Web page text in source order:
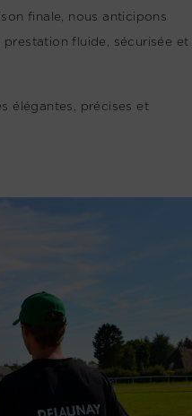
finale, nous anticipons
fluide, sécurisée et
élégantes, précises et